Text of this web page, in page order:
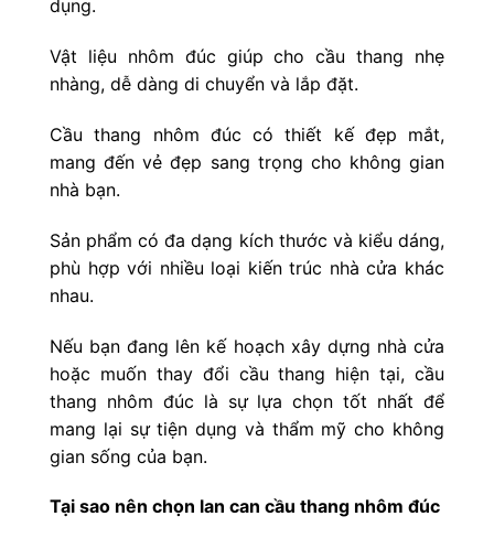
dụng.
Vật liệu nhôm đúc giúp cho cầu thang nhẹ
nhàng, dễ dàng di chuyển và lắp đặt.
Cầu thang nhôm đúc có thiết kế đẹp mắt,
mang đến vẻ đẹp sang trọng cho không gian
nhà bạn.
Sản phẩm có đa dạng kích thước và kiểu dáng,
phù hợp với nhiều loại kiến trúc nhà cửa khác
nhau.
Nếu bạn đang lên kế hoạch xây dựng nhà cửa
hoặc muốn thay đổi cầu thang hiện tại, cầu
thang nhôm đúc là sự lựa chọn tốt nhất để
mang lại sự tiện dụng và thẩm mỹ cho không
gian sống của bạn.
Tại sao nên chọn lan can cầu thang nhôm đúc